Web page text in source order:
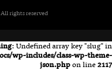
rights reserved!
: Undefined array key "slug" in
wp-includes/class-wp-theme-
json.phpon line2117